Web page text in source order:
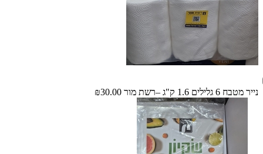
נייר מטבח 6 גלילים 1.6 ק"ג –רשת מור ₪30.00